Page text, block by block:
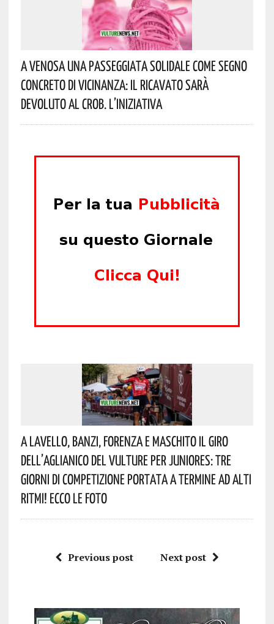
A Venosa Una Passeggiata Solidale Come Segno
Concreto Di Vicinanza: Il Ricavato Sarà
Devoluto Al CROB. L’iniziativa
A Lavello, Banzi, Forenza E Maschito Il Giro
Dell’Aglianico Del Vulture Per Juniores: Tre
Giorni Di Competizione Portata A Termine Ad Alti
Ritmi! Ecco Le Foto
Previous post Next post